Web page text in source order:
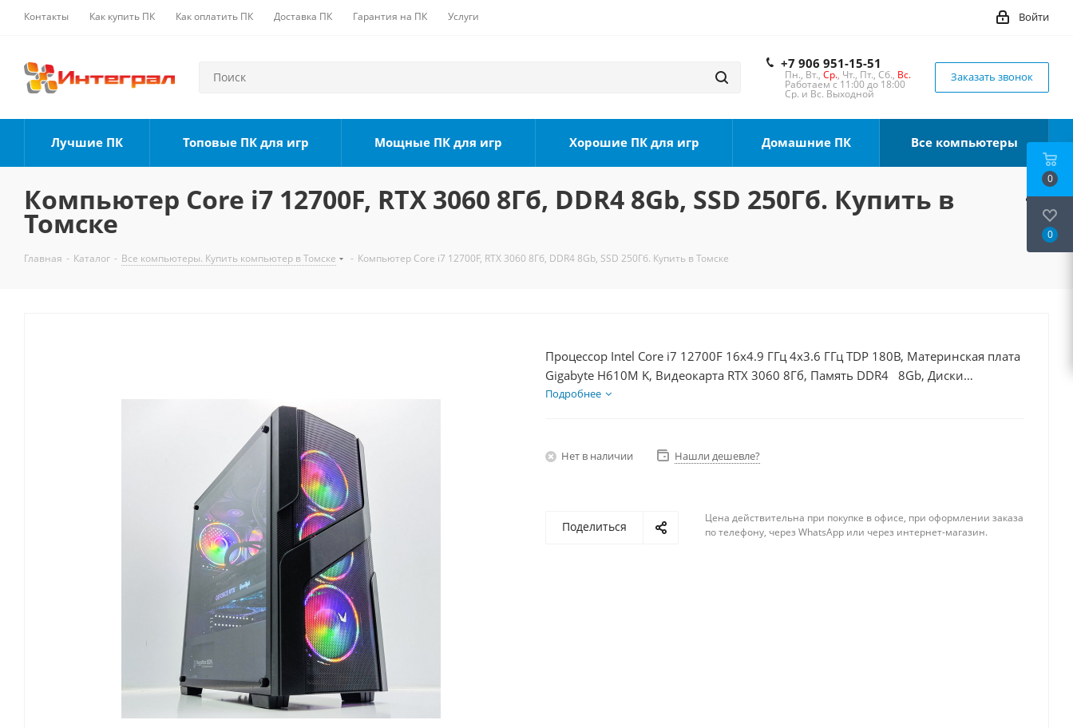
Контакты Как купить ПК Как оплатить ПК Доставка ПК Гарантия на ПК Услуги Войти
+7 906 951-15-51
Пн., Вт., Ср., Чт., Пт., Сб., Вс.
Работаем с 11:00 до 18:00
Ср. и Вс. Выходной
Заказать звонок
Лучшие ПК Топовые ПК для игр Мощные ПК для игр Хорошие ПК для игр Домашние ПК Все компьютеры
Компьютер Core i7 12700F, RTX 3060 8Гб, DDR4 8Gb, SSD 250Гб. Купить в
Томске
Главная - Каталог - Все компьютеры. Купить компьютер в Томске - Компьютер Core i7 12700F, RTX 3060 8Гб, DDR4 8Gb, SSD 250Гб. Купить в Томске
Процессор Intel Core i7 12700F 16x4.9 ГГц 4x3.6 ГГц TDP 180В, Материнская плата
Gigabyte H610M K, Видеокарта RTX 3060 8Гб, Память DDR4 8Gb, Диски
SSD 250Гб, БП 600Вт
Подробнее
Нет в наличии Нашли дешевле?
Поделиться
Цена действительна при покупке в офисе, при оформлении заказа
по телефону, через WhatsApp или через интернет-магазин.
0
0